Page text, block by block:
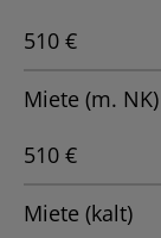
510 €
Miete (m. NK)
510 €
Miete (kalt)